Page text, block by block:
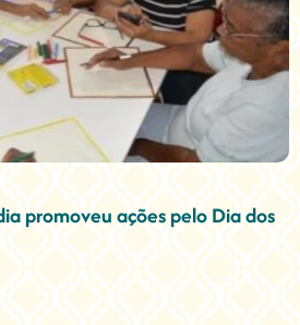
promoveu ações pelo Dia dos